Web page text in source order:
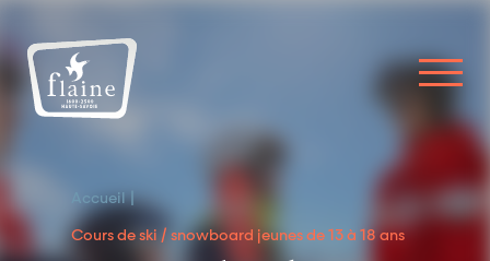
Accueil
Cours de ski / snowboard jeunes de 13 à 18 ans